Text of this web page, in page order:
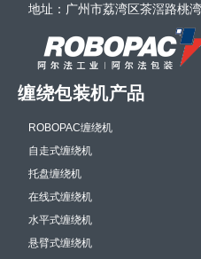
地址：广州市荔湾区茶滘路桃
缠绕包装机产品
ROBOPAC缠绕机
自走式缠绕机
托盘缠绕机
在线式缠绕机
水平式缠绕机
悬臂式缠绕机